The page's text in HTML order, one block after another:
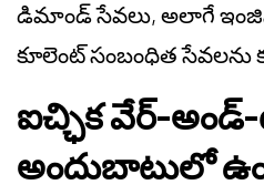
డిమాండ్ సేవలు, అలాగే
కూలెంట్ సంబంధిత
ఐచ్ఛిక వేర్-
అందుబాటులో